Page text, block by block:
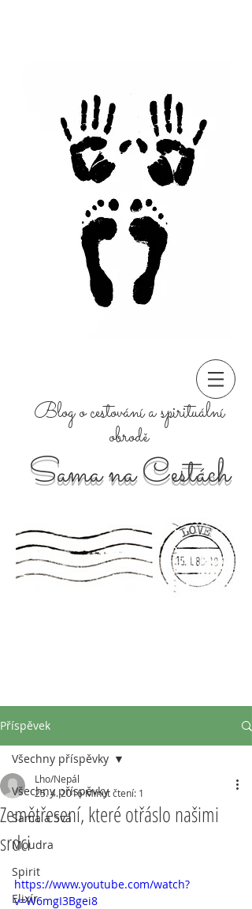
Sama na Cestách
Blog o cestování a spirituální
obrodě
Příspěvek
Všechny příspěvky
Sama a Svá
Moudra
Spirit
Elixír
Všechny příspěvky
Zemětřesení, které otřáslo našimi
srdci
Lho/Nepál
25. 4. 2016 Minut čtení: 1
https://www.youtube.com/watch?
v=W6mgI3Bgei8